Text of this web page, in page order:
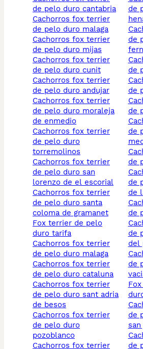
de pelo duro cantabria
cachorros fox terrier
de pelo duro malaga
cachorros fox terrier
de pelo duro mijas
cachorros fox terrier
de pelo duro cunit
cachorros fox terrier
de pelo duro andujar
cachorros fox terrier
de pelo duro moraleja
de enmedio
cachorros fox terrier
de pelo duro
torremolinos
cachorros fox terrier
de pelo duro san
lorenzo de el escorial
cachorros fox terrier
de pelo duro santa
coloma de gramanet
fox terrier de pelo
duro tarifa
cachorros fox terrier
de pelo duro malaga
cachorros fox terrier
de pelo duro cataluna
cachorros fox terrier
de pelo duro sant adria
de besos
cachorros fox terrier
de pelo duro
pozoblanco
cachorros fox terrier
de
cachorros fox terrier
de
cachorros fox terrier
de
cachorros fox terrier
de
cachorros fox terrier
de
cachorros fox terrier
de
cachorros fox terrier
de
cachorros fox terrier
de
de
cachorros fox terrier
de
cachorros fox terrier
de
del
cachorros fox terrier
de
fox terrier de pelo
cachorros fox terrier
de
san
cachorros fox terrier
de